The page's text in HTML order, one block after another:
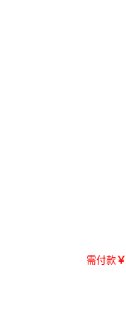
需付款￥